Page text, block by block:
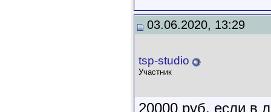
03.06.2020, 13:29
tsp-studio
Участник
20000 руб. если в